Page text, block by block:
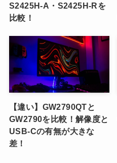
S2425H-A・S2425H-Rを
比較！
【違い】GW2790QTと
GW2790を比較！解像度と
USB-Cの有無が大きな
差！